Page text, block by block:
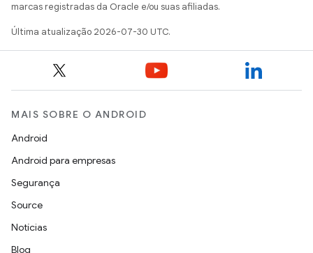
marcas registradas da Oracle e/ou suas afiliadas.
Última atualização 2026-07-30 UTC.
MAIS SOBRE O ANDROID
Android
Android para empresas
Segurança
Source
Notícias
Blog